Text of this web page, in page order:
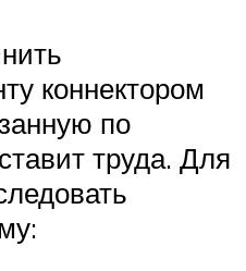
коннектором
по
труда. Для